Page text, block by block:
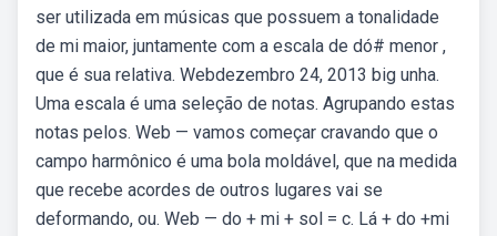
ser utilizada em músicas que possuem a tonalidade
de mi maior, juntamente com a escala de dó# menor ,
que é sua relativa. Webdezembro 24, 2013 big unha.
Uma escala é uma seleção de notas. Agrupando estas
notas pelos. Web — vamos começar cravando que o
campo harmônico é uma bola moldável, que na medida
que recebe acordes de outros lugares vai se
deformando, ou. Web — do + mi + sol = c. Lá + do +mi